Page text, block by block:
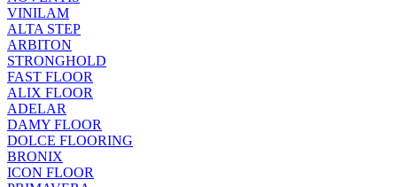
VINILAM
ALTA STEP
ARBITON
STRONGHOLD
FAST FLOOR
ALIX FLOOR
ADELAR
DAMY FLOOR
DOLCE FLOORING
BRONIX
ICON FLOOR